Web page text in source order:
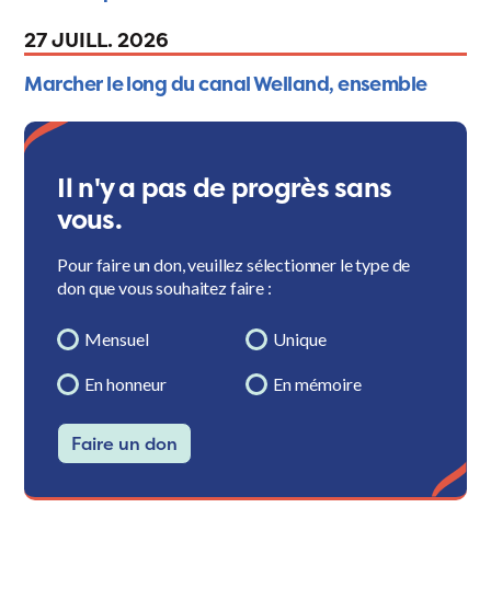
27 JUILL. 2026
Marcher le long du canal Welland, ensemble
Il n'y a pas de progrès sans
vous.
Pour faire un don, veuillez sélectionner le type de
don que vous souhaitez faire :
Mensuel Unique
En honneur En mémoire
Faire un don